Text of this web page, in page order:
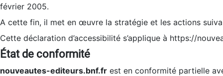
février 2005.
A cette fin, il met en œuvre la stratégie et les actions
Cette déclaration d’accessibilité s’applique à https://
État de conformité
nouveautes-editeurs.bnf.fr est en conformité partielle